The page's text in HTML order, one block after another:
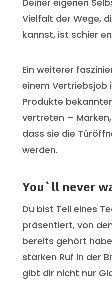
Vielfalt der Wege,
kannst, ist schier
Ein weiterer
einem Vertriebsjob
Produkte
vertreten –
dass sie die
werden.
You`ll never
Du bist Teil eines
präsentiert, von
bereits gehört
starken Ruf in der
gibt dir nicht nur